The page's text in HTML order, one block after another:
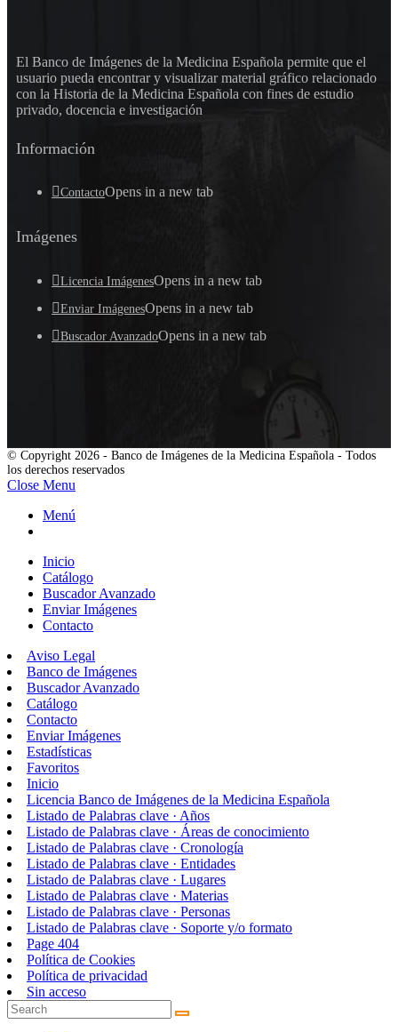
El Banco de Imágenes de la Medicina Española permite que el
usuario pueda encontrar y visualizar material gráfico relacionado
con la Historia de la Medicina Española con fines de estudio
privado, docencia e investigación
Información
ContactoOpens in a new tab
Imágenes
Licencia ImágenesOpens in a new tab
Enviar ImágenesOpens in a new tab
Buscador AvanzadoOpens in a new tab
© Copyright 2026 - Banco de Imágenes de la Medicina Española - Todos
los derechos reservados
Close Menu
Menú
Inicio
Catálogo
Buscador Avanzado
Enviar Imágenes
Contacto
Aviso Legal
Banco de Imágenes
Buscador Avanzado
Catálogo
Contacto
Enviar Imágenes
Estadísticas
Favoritos
Inicio
Licencia Banco de Imágenes de la Medicina Española
Listado de Palabras clave · Años
Listado de Palabras clave · Áreas de conocimiento
Listado de Palabras clave · Cronología
Listado de Palabras clave · Entidades
Listado de Palabras clave · Lugares
Listado de Palabras clave · Materias
Listado de Palabras clave · Personas
Listado de Palabras clave · Soporte y/o formato
Page 404
Política de Cookies
Política de privacidad
Sin acceso